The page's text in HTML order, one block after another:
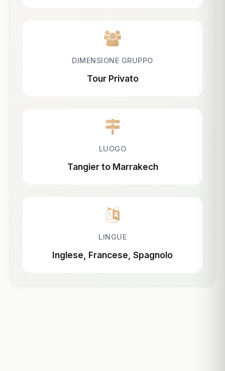
DIMENSIONE GRUPPO
Tour Privato
LUOGO
Tangier to Marrakech
LINGUE
Inglese, Francese, Spagnolo